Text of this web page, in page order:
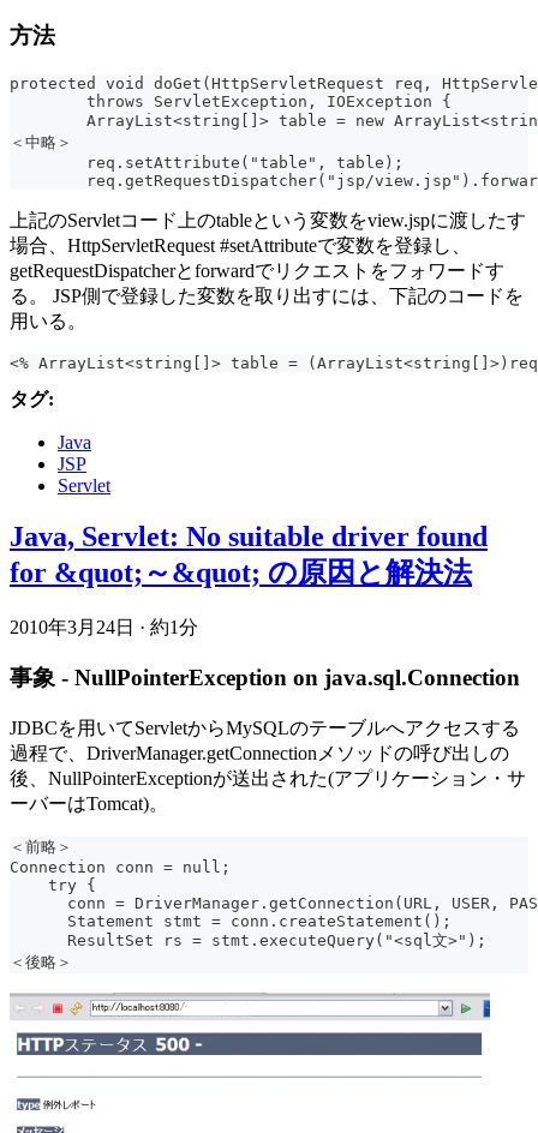
方法
protected void doGet(HttpServletRequest req,
	throws ServletException, IOException {
ArrayList<string[]> table = new
＜中略＞
	req.setAttribute("table", table);
req.getRequestDispatcher("jsp/
上記のServletコード上のtableという変数をview.jspに渡したす
場合、HttpServletRequest #setAttributeで変数を登録し、
getRequestDispatcherとforwardでリクエストをフォワードす
る。 JSP側で登録した変数を取り出すには、下記のコードを
用いる。
<% ArrayList<string[]> table =
タグ:
Java
JSP
Servlet
Java, Servlet: No suitable driver found
for &quot;～&quot; の原因と解決法
2010年3月24日 · 約1分
事象 - NullPointerException on java.sql.Connection
JDBCを用いてServletからMySQLのテーブルへアクセスする
過程で、DriverManager.getConnectionメソッドの呼び出しの
後、NullPointerExceptionが送出された(アプリケーション・サ
ーバーはTomcat)。
＜前略＞
Connection conn = null;
    try {
conn = DriverManager.getConnection(URL, USER,
      Statement stmt = conn.createStatement();
      ResultSet rs = stmt.executeQuery("<sql文>");
＜後略＞